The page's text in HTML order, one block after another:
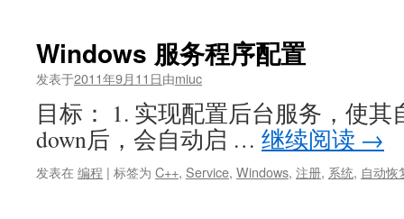
Windows 服务程序配置
发表于2011年9月11日由miuc
目标： 1. 实现配置后台服务，使其
down后，会自动启 … 继续阅读 →
发表在 编程 | 标签为 C++, Service, Windows, 注册, 系统, 自动恢